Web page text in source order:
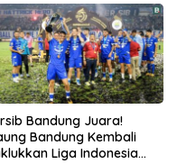
Bandung Juara!
Bandung Kembali
Liga Indonesia